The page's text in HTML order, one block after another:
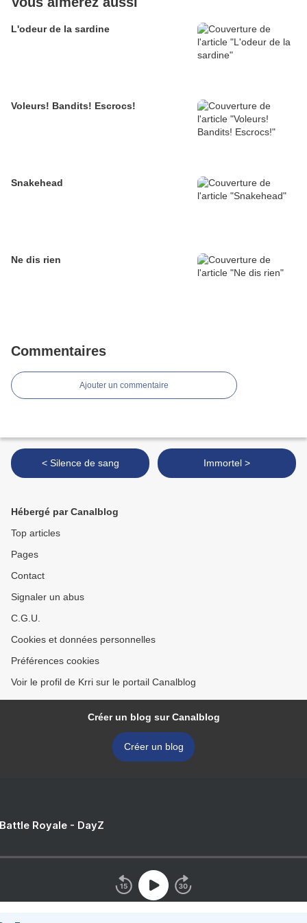
L'odeur de la sardine
Voleurs! Bandits! Escrocs!
Snakehead
Ne dis rien
Commentaires
Ajouter un commentaire
< Silence de sang Immortel >
Hébergé par Canalblog
Top articles
Pages
Contact
Signaler un abus
C.G.U.
Cookies et données personnelles
Préférences cookies
Voir le profil de Krri sur le portail Canalblog
Créer un blog sur Canalblog
Créer un blog
Royale - DayZ